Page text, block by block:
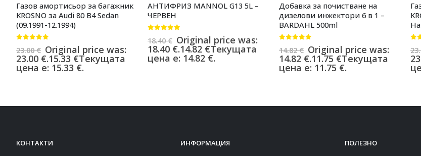
Газов амортисьор за багажник
KROSNO за Audi 80 B4 Sedan
(09.1991-12.1994)
23.00€ Original price was:
23.00 €.15.33 €Текущата
цена е: 15.33 €.
АНТИФРИЗ MANNOL G13 5L –
ЧЕРВЕН
18.40€ Original price was:
18.40 €.14.82 €Текущата
цена е: 14.82 €.
Добавка за почистване на
дизелови инжектори 6 в 1 –
BARDAHL 500ml
14.82€ Original price was:
14.82 €.11.75 €Текущата
цена е: 11.75 €.
КОНТАКТИ ИНФОРМАЦИЯ ПОЛЕЗНО